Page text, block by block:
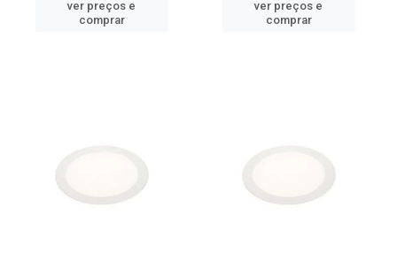
ver preços e
comprar
ver preços e
comprar